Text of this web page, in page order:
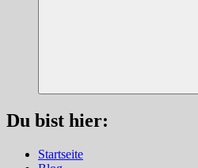
Suchen
Du bist hier:
Startseite